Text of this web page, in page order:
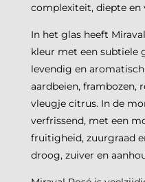
complexiteit, diepte en
In het glas heeft
kleur met een subtiele
levendig en
aardbeien, frambozen,
vleugje citrus. In de
verfrissend, met een
fruitigheid, zuurgraad
droog, zuiver en